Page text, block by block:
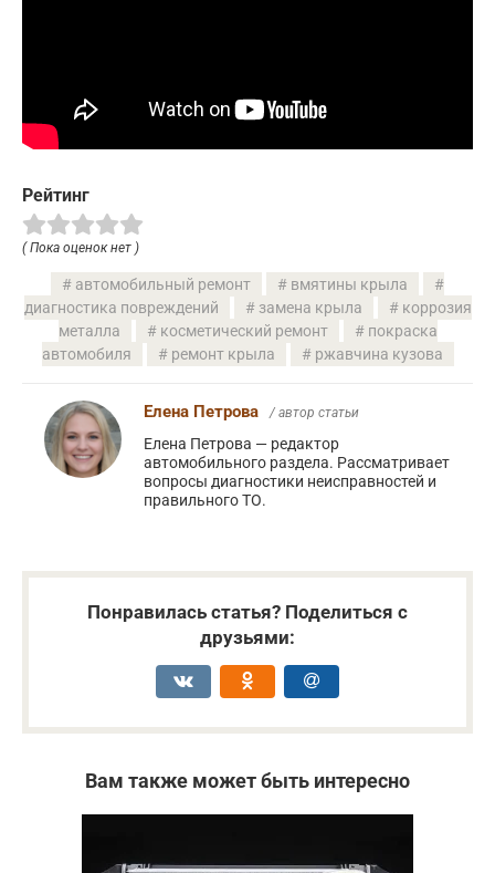
Рейтинг
( Пока оценок нет )
автомобильный ремонт
вмятины крыла
диагностика повреждений
замена крыла
коррозия
металла
косметический ремонт
покраска
автомобиля
ремонт крыла ржавчина кузова
Елена Петрова / автор статьи
Елена Петрова — редактор
автомобильного раздела. Рассматривает
вопросы диагностики неисправностей и
правильного ТО.
Понравилась статья? Поделиться с
друзьями:
Вам также может быть интересно